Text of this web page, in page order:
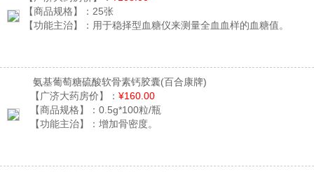
【商品规格】： 25张
【功能主治】： 用于稳择型血糖仪来测量全血血样的血糖值。
氨基葡萄糖硫酸软骨素钙胶囊(百合康牌)
【广济大药房价】： ¥160.00
【商品规格】： 0.5g*100粒/瓶
【功能主治】： 增加骨密度。